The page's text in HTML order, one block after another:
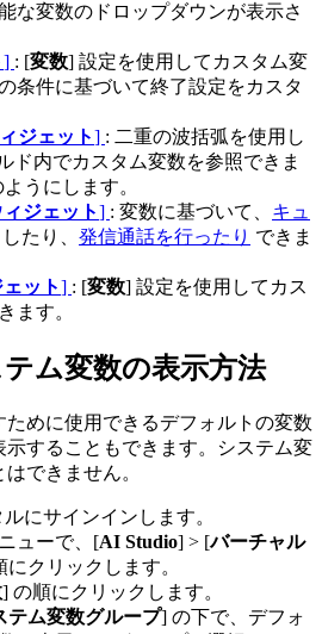
な変数のドロップダウンが表示さ
] : [変数] 設定を使用してカスタム変
条件に基づいて終了設定をカスタ
ジェット] : 二重の波括弧を使用し
ド内でカスタム変数を参照できま
ようにします。
ジェット] : 変数に基づいて、 キュ
したり、 発信通話を行ったり できま
ット] : [変数] 設定を使用してカス
ます。
ム変数の表示方法
めに使用できるデフォルトの変数
することもできます。システム変
できません。
にサインインします。
ューで、[AI Studio] > [バーチャル
にクリックします。
] の順にクリックします。
テム変数グループ] の下で、デフォ